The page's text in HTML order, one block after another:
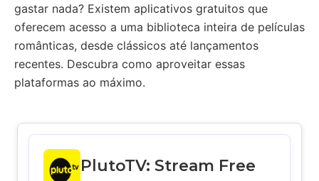
gastar nada? Existem aplicativos gratuitos que
oferecem acesso a uma biblioteca inteira de películas
românticas, desde clássicos até lançamentos
recentes. Descubra como aproveitar essas
plataformas ao máximo.
PlutoTV: Stream Free